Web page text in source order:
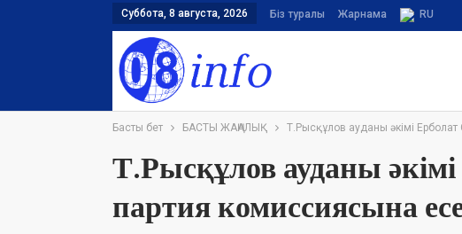
Суббота, 8 августа, 2026 Біз туралы Жарнама RU
Басты бет БАСТЫ ЖАҢАЛЫҚ Т.Рысқұлов ауданы әкімі
Т.Рысқұлов ауданы
партия комиссиясына